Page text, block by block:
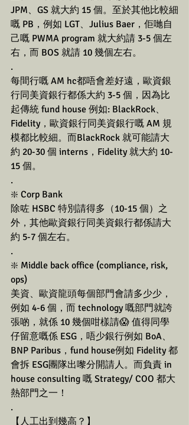
JPM、GS 就大約 15 個。至於其他比較細
嘅 PB，例如 LGT、Julius Baer，佢哋自
己嘅 PWMA program 就大約請 3-5 個左
右，而 BOS 就請 10 幾個左右。
.
每間行嘅 AM hc都唔會差好遠，歐資銀
行同美資銀行都係大約 3-5 個，因為比
起傳統 fund house 例如: BlackRock、
Fidelity，歐資銀行同美資銀行嘅 AM 規
模都比較細。而BlackRock 就可能請大
約 20-30 個 interns，Fidelity 就大約 10-
15 個。
.
❇️ Corp Bank
除咗 HSBC 特別請得多（10-15 個）之
外，其他歐資銀行同美資銀行都係請大
約 5-7 個左右。
.
❇️ Middle back office (compliance, risk,
ops)
美資、歐資龍頭每個部門會請多少少，
例如 4-6 個，而 technology 嘅部門就誇
張啲，就係 10 幾個咁樣請😱 值得同學
仔留意嘅係 ESG，唔少銀行例如 BoA、
BNP Paribus，fund house例如 Fidelity 都
會拆 ESG團隊出嚟分開請人。而負責 in
house consulting 嘅 Strategy/ COO 都大
熱部門之一！
.
【人工出到幾高？】